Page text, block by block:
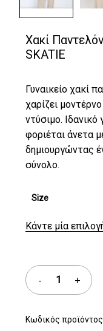
Χακί
SKATIE
Γυναικείο χακί
χαρίζει
ντύσιμο. Ιδανικό
φοριέται άνετα
δημιουργώντας
σύνολο.
Size
Κάντε μία
Κωδικός